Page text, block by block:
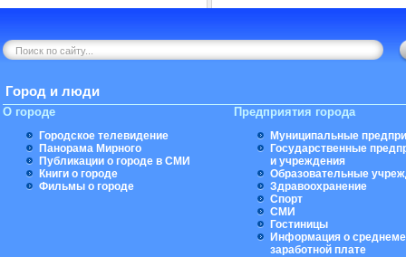
Город и люди
О городе
Городское телевидение
Панорама Мирного
Публикации о городе в СМИ
Книги о городе
Фильмы о городе
Предприятия города
Муниципальные
Государственные
и учреждения
Образовательные
Здравоохранение
Спорт
СМИ
Гостиницы
Информация о
заработной плате